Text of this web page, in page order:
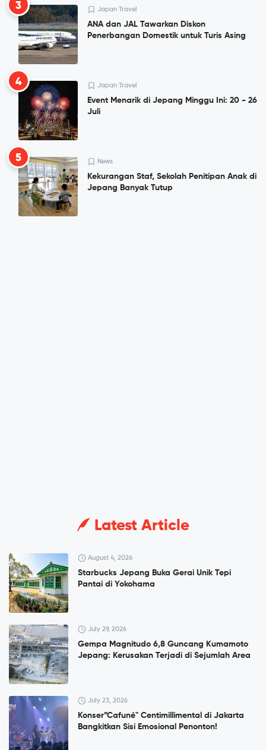
3 Japan Travel
ANA dan JAL Tawarkan Diskon
Penerbangan Domestik untuk Turis Asing
4 Japan Travel
Event Menarik di Jepang Minggu Ini: 20 - 26
Juli
5 News
Kekurangan Staf, Sekolah Penitipan Anak di
Jepang Banyak Tutup
Latest Article
August 4, 2026
Starbucks Jepang Buka Gerai Unik Tepi
Pantai di Yokohama
July 29, 2026
Gempa Magnitudo 6,8 Guncang Kumamoto
Jepang: Kerusakan Terjadi di Sejumlah Area
July 23, 2026
Konser”Cafuné" Centimillimental di Jakarta
Bangkitkan Sisi Emosional Penonton!